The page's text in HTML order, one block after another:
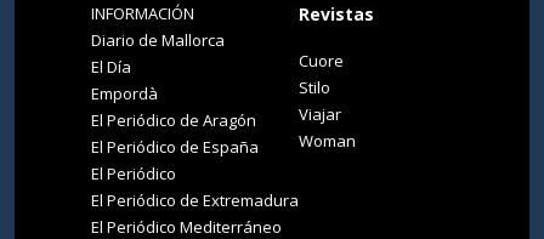
INFORMACIÓN
Diario de Mallorca
El Día
Empordà
El Periódico de Aragón
El Periódico de España
El Periódico
El Periódico de Extremadura
El Periódico Mediterráneo
Revistas
Cuore
Stilo
Viajar
Woman